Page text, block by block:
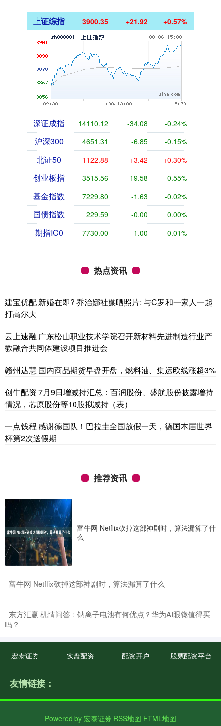
上证综指 3900.35 +21.92 +0.57%
深证成指 14110.12 -34.08 -0.24%
沪深300 4651.31 -6.85 -0.15%
北证50 1122.88 +3.42 +0.30%
创业板指 3515.56 -19.58 -0.55%
基金指数 7229.80 -1.63 -0.02%
国债指数 229.59 -0.00 0.00%
期指IC0 7730.00 -1.00 -0.01%
热点资讯
建宝优配 新婚在即? 乔治娜社媒晒照片: 与C罗和一家人一起
打高尔夫
云上速融 广东松山职业技术学院召开新材料先进制造行业产
教融合共同体建设项目推进会
赣州达慧 国内商品期货早盘开盘，燃料油、集运欧线涨超3%
创牛配资 7月9日增减持汇总：百润股份、盛航股份披露增持
情况，芯原股份等10股拟减持（表）
一点钱程 感谢德国队！巴拉圭全国放假一天，德国本届世界
杯第2次送假期
推荐资讯
富牛网 Netflix砍掉这部神剧时，算法漏算了什
么
​富牛网 Netflix砍掉这部神剧时，算法漏算了什么
​东方汇赢 机情问答：钠离子电池有何优点？华为AI眼镜值得买
吗？
宏泰证券 实盘配资 配资开户 股票配资平台
友情链接：
Powered by 宏泰证券 RSS地图 HTML地图